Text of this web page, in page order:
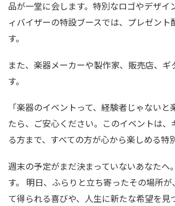
品が一堂に会します。特別なロゴやデザ
ィバイザーの特設ブースでは、プレゼン
す。
また、楽器メーカーや製作家、販売店、
す。
「楽器のイベントって、経験者じゃない
たら、ご安心ください。このイベントは
る方まで、すべての方が心から楽しめる特
週末の予定がまだ決まっていないあなた
す。 明日、ふらりと立ち寄ったその場所
て得られる喜びや、人生に新たな希望を見